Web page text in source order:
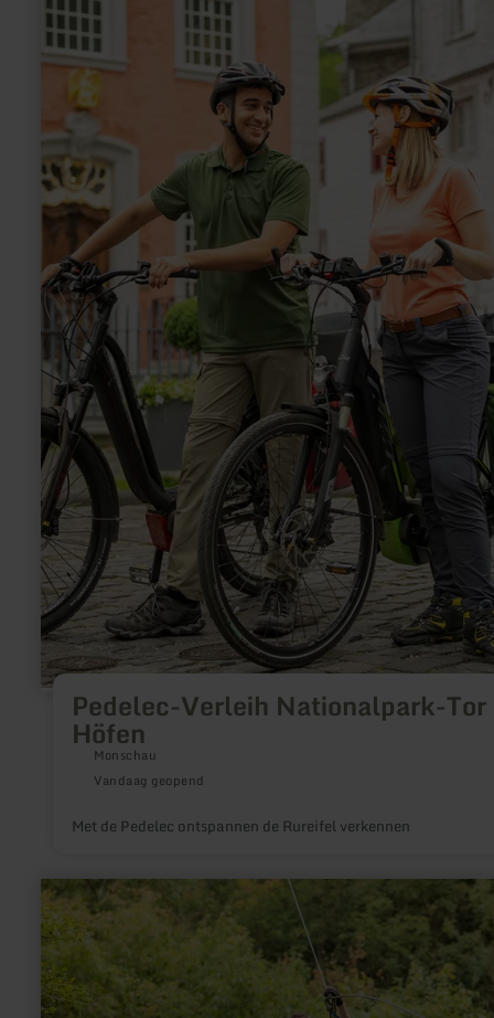
Pedelec-Verleih Nationalpark-Tor
Höfen
Monschau
Vandaag geopend
Met de Pedelec ontspannen de Rureifel verkennen
Tor
Höfen
meer
informatie
over:
Freizeitpark
EifelAdventures